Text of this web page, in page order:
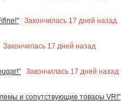
Закончилась 17 дней назад
Закончилась 17 дней назад
Закончилась 17 дней назад
и сопутствующие товары VR!"